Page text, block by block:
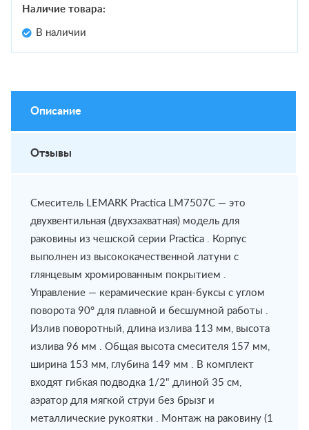
Наличие товара:
В наличии
Описание
Отзывы
Смеситель LEMARK Practica LM7507C — это
двухвентильная (двухзахватная) модель для
раковины из чешской серии Practica . Корпус
выполнен из высококачественной латуни с
глянцевым хромированным покрытием .
Управление — керамические кран-буксы с углом
поворота 90° для плавной и бесшумной работы .
Излив поворотный, длина излива 113 мм, высота
излива 96 мм . Общая высота смесителя 157 мм,
ширина 153 мм, глубина 149 мм . В комплект
входят гибкая подводка 1/2" длиной 35 см,
аэратор для мягкой струи без брызг и
металлические рукоятки . Монтаж на раковину (1